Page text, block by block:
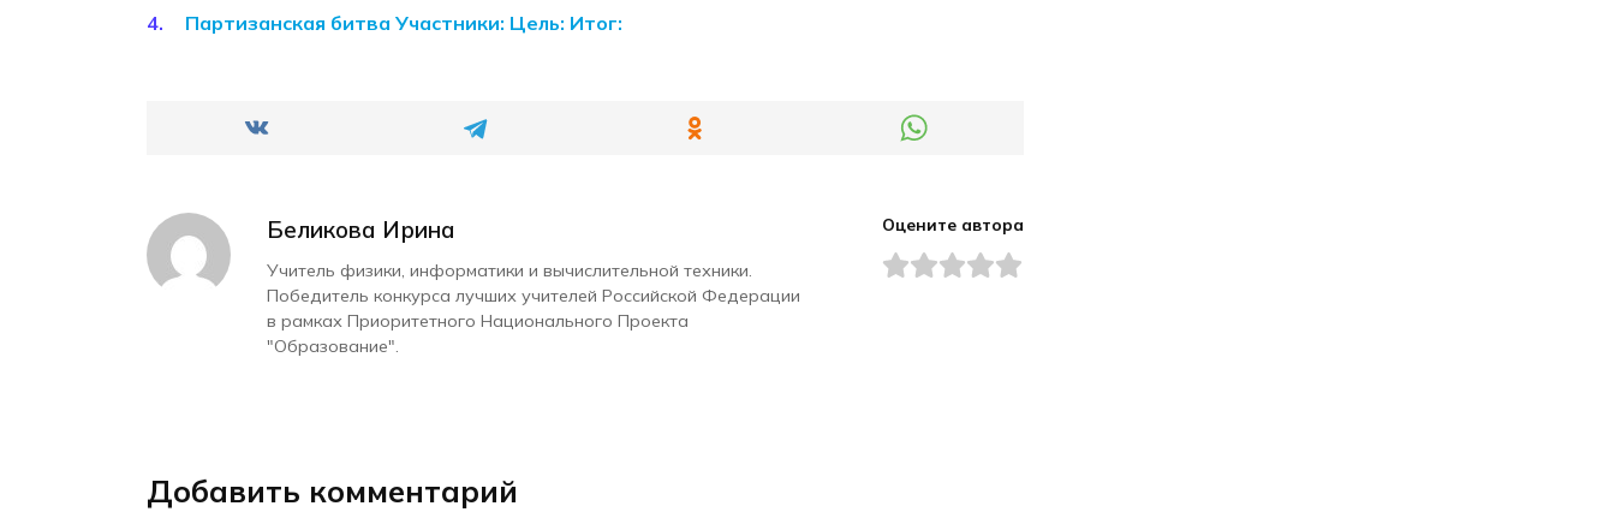
Партизанская битва Участники: Цель: Итог:
Беликова Ирина
Учитель физики, информатики и вычислительной техники.
Победитель конкурса лучших учителей Российской Федерации
в рамках Приоритетного Национального Проекта
"Образование".
Оцените автора
Добавить комментарий